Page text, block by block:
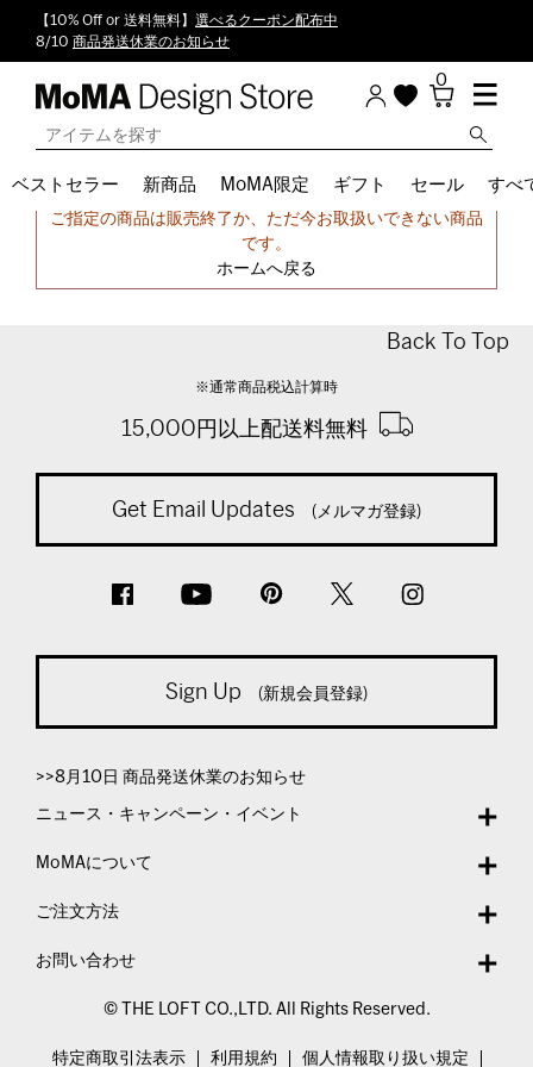
【10% Off or 送料無料】 選べるクーポン配布中
8/10 商品発送休業のお知らせ
0
ベストセラー 新商品 MoMA限定 ギフト セール すべ
申し訳ございません。
ご指定の商品は販売終了か、ただ今お取扱いできない商品
です。
ホームへ戻る
Back To Top
※通常商品税込計算時
15,000円以上配送料無料
Get Email Updates (メルマガ登録)
Sign Up (新規会員登録)
>>8月10日 商品発送休業のお知らせ
ニュース・キャンペーン・イベント
MoMAについて
ご注文方法
お問い合わせ
© THE LOFT CO.,LTD. All Rights Reserved.
特定商取引法表示 利用規約 個人情報取り扱い規定